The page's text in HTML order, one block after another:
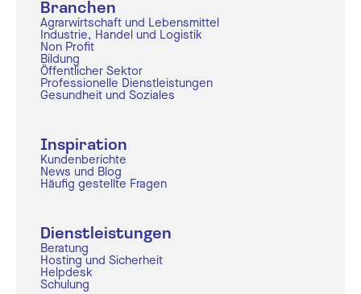
Branchen
Agrarwirtschaft und Lebensmittel
Industrie, Handel und Logistik
Non Profit
Bildung
Öffentlicher Sektor
Professionelle Dienstleistungen
Gesundheit und Soziales
Inspiration
Kundenberichte
News und Blog
Häufig gestellte Fragen
Dienstleistungen
Beratung
Hosting und Sicherheit
Helpdesk
Schulung